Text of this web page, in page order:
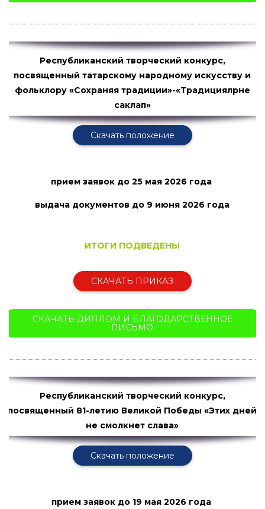
Республиканский творческий конкурс,
посвященный татарскому народному искусству и
фольклору «Сохраняя традиции»-«Традицияләрне
саклап»
Скачать положение
прием заявок до 25 мая 2026 года
выдача документов до 9 июня 2026 года
ИТОГИ ПОДВЕДЕНЫ
СКАЧАТЬ ПРИКАЗ
СКАЧАТЬ ДИПЛОМ И БЛАГОДАРСТВЕННОЕ
ПИСЬМО
Республиканский творческий конкурс,
посвященный 81-летию Великой Победы «Этих дней
не смолкнет слава»
Скачать положение
прием заявок до 19 мая 2026 года